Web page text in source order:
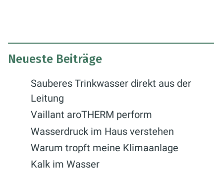
Neueste Beiträge
Sauberes Trinkwasser direkt aus der
Leitung
Vaillant aroTHERM perform
Wasserdruck im Haus verstehen
Warum tropft meine Klimaanlage
Kalk im Wasser